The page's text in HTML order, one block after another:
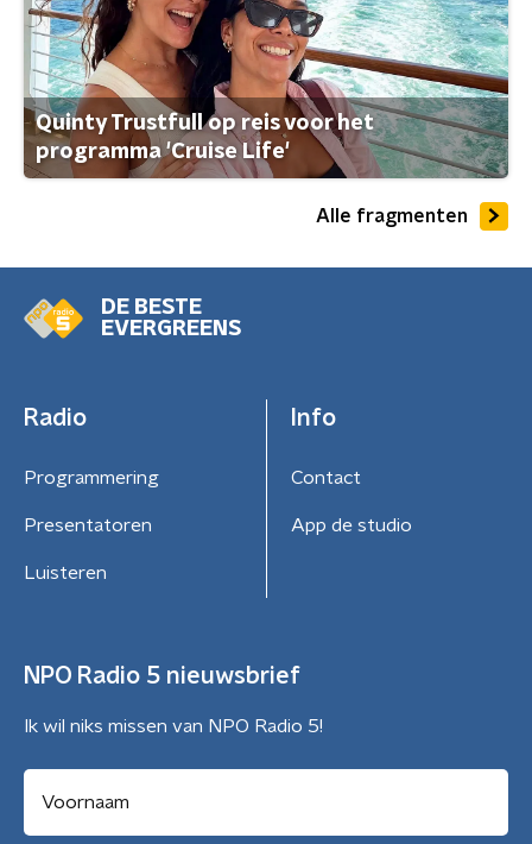
Quinty Trustfull op reis voor het
programma 'Cruise Life'
Alle fragmenten
DE BESTE
EVERGREENS
Radio
Programmering
Presentatoren
Luisteren
Info
Contact
App de studio
NPO Radio 5 nieuwsbrief
Ik wil niks missen van NPO Radio 5!